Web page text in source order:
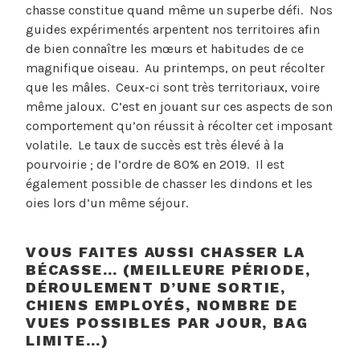
chasse constitue quand même un superbe défi. Nos
guides expérimentés arpentent nos territoires afin
de bien connaître les mœurs et habitudes de ce
magnifique oiseau. Au printemps, on peut récolter
que les mâles. Ceux-ci sont très territoriaux, voire
même jaloux. C’est en jouant sur ces aspects de son
comportement qu’on réussit à récolter cet imposant
volatile. Le taux de succès est très élevé à la
pourvoirie ; de l’ordre de 80% en 2019. Il est
également possible de chasser les dindons et les
oies lors d’un même séjour.
VOUS FAITES AUSSI CHASSER LA
BÉCASSE… (MEILLEURE PÉRIODE,
DÉROULEMENT D’UNE SORTIE,
CHIENS EMPLOYÉS, NOMBRE DE
VUES POSSIBLES PAR JOUR, BAG
LIMITE…)